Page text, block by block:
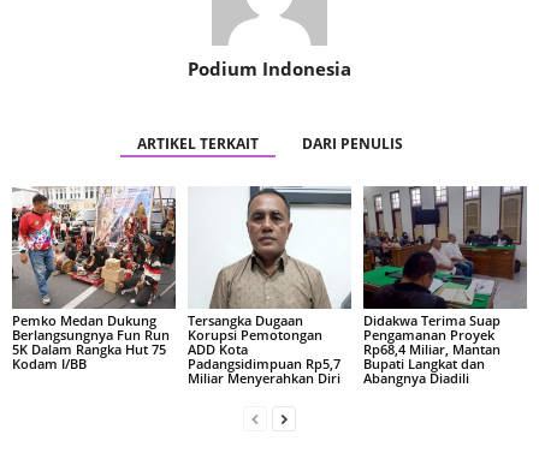
Podium Indonesia
ARTIKEL TERKAIT DARI PENULIS
Pemko Medan Dukung
Berlangsungnya Fun Run
5K Dalam Rangka Hut 75
Kodam I/BB
Tersangka Dugaan
Korupsi Pemotongan
ADD Kota
Padangsidimpuan Rp5,7
Miliar Menyerahkan Diri
Didakwa Terima Suap
Pengamanan Proyek
Rp68,4 Miliar, Mantan
Bupati Langkat dan
Abangnya Diadili